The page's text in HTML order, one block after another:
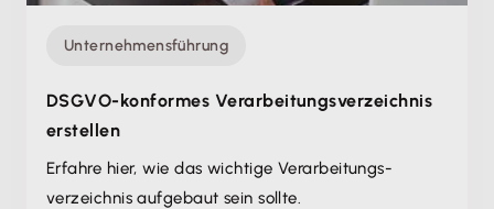
Unternehmensführung
DSGVO-konformes Verarbeitungs­verzeichnis
erstellen
Erfahre hier, wie das wichtige Verarbeitungs­
verzeichnis aufgebaut sein sollte.